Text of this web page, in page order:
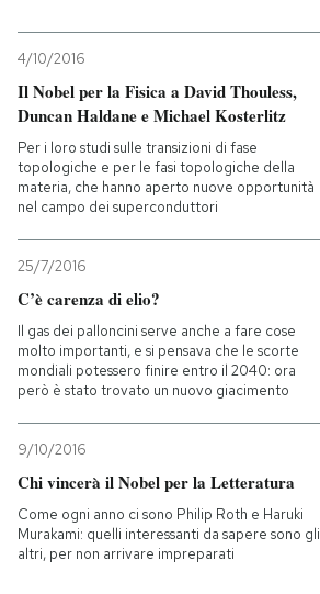
4/10/2016
Il Nobel per la Fisica a David Thouless,
Duncan Haldane e Michael Kosterlitz
Per i loro studi sulle transizioni di fase
topologiche e per le fasi topologiche della
materia, che hanno aperto nuove opportunità
nel campo dei superconduttori
25/7/2016
C’è carenza di elio?
Il gas dei palloncini serve anche a fare cose
molto importanti, e si pensava che le scorte
mondiali potessero finire entro il 2040: ora
però è stato trovato un nuovo giacimento
9/10/2016
Chi vincerà il Nobel per la Letteratura
Come ogni anno ci sono Philip Roth e Haruki
Murakami: quelli interessanti da sapere sono gli
altri, per non arrivare impreparati